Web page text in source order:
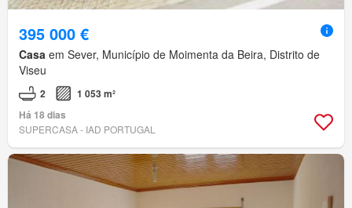
395 000 €
Casa em Sever, Município de Moimenta da Beira, Distrito de
Viseu
2
1 053 m²
Há 18 dias
SUPERCASA - IAD PORTUGAL